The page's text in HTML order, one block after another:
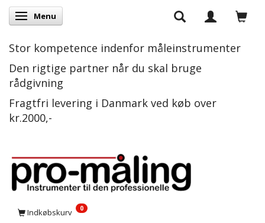
Skifte navigation
Menu
Stor kompetence indenfor måleinstrumenter
Den rigtige partner når du skal bruge
rådgivning
Fragtfri levering i Danmark ved køb over
kr.2000,-
Indkøbskurv 0